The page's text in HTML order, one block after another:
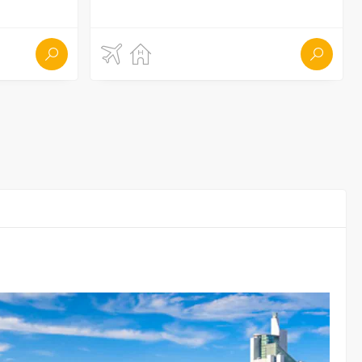
importante
de
a vivir allí
con
larga del
Su
hace del
más
de
facilitamos toda la información necesaria para que tu
continente europeo —lo que explica su diversidad
y subtropicales. En general, el este, el sur y el
seco y ventoso.
las vacunas contra el tétanos y la poliomielitis.
las de la difteria, la fiebre tifoidea y la hepatitis A y B.
con unavalidez mínima de seis meses. Además,
—en esas dos ciudades no se necesita ningún
90 días en cada localidad—, necesitarás tramitar un
人民币, que significa ‘moneda del pueblo’,)o yuan. Un
los dólares estadounidenses se pueden cambiar sin
mostrar tu pasaporte en el momento de hacer la
anular o modificar una reserva del viaje? ¿Qué gastos puede
del viaje?
para ir a...?